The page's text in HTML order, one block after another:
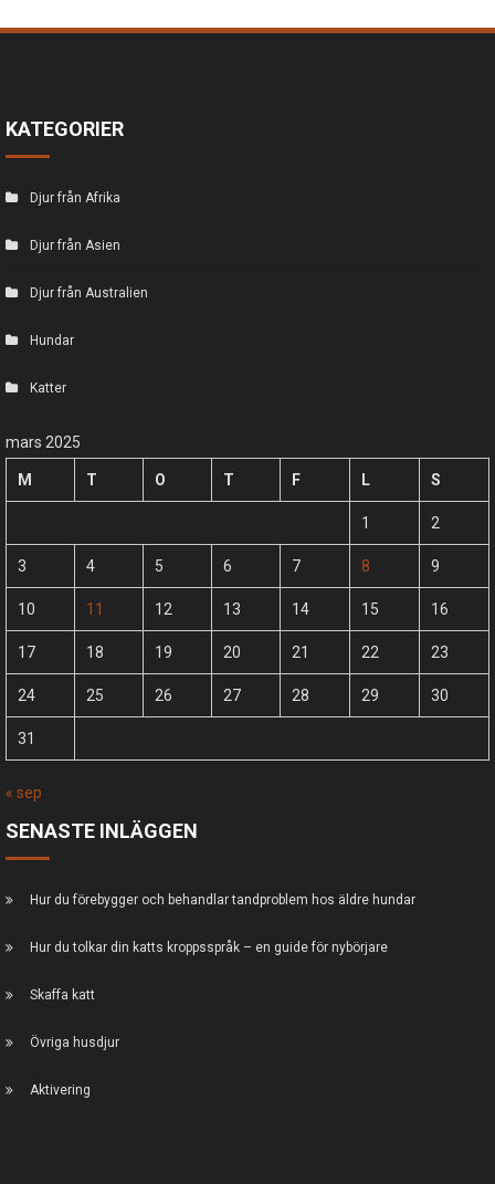
KATEGORIER
Djur från Afrika
Djur från Asien
Djur från Australien
Hundar
Katter
mars 2025
M T O T F L S
1 2
3 4 5 6 7 8 9
10 11 12 13 14 15 16
17 18 19 20 21 22 23
24 25 26 27 28 29 30
31
« sep
SENASTE INLÄGGEN
Hur du förebygger och behandlar tandproblem hos äldre hundar
Hur du tolkar din katts kroppsspråk – en guide för nybörjare
Skaffa katt
Övriga husdjur
Aktivering